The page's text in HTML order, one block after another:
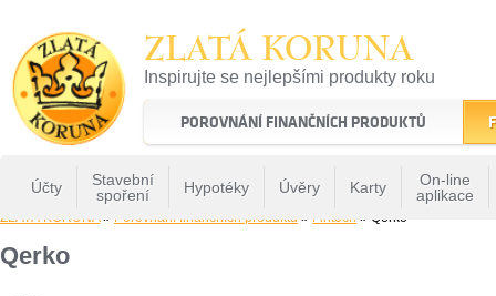
ZLATÁ KORUNA
Inspirujte se nejlepšími produkty roku
22 let tradice a kvality na finančním trhu
POROVNÁNÍ FINANČNÍCH PRODUKTŮ
Účty
Stavební
spoření
Hypotéky Úvěry Karty
On-line
aplikace
ZLATÁ KORUNA» Porovnání finančních produktů » Fintech » Qerko
Qerko